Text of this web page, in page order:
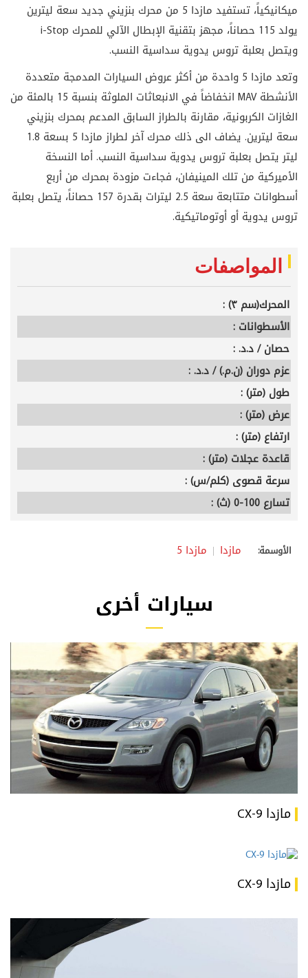
ميكانيكياً، تستفيد مازدا 5 من محرك بنزيني جديد سعة ليترين
يولد 115 حصاناً، مجهز بتقنية الإبطال الآلي للمحرك i-Stop
ويتصل بعلبة تروس يدوية سداسية النسب.
وتعد مازدا 5 واحدة من أكثر عروض السيارات المدمجة متعددة
الأنشطة MAV انخفاضاً في الانبعاثات الملوثة بنسبة 15 بالمئة من
الغازات الكربونية، مقارنة بالطراز السابق المدعم بمحرك بنزيني
سعة ليترين. يضاف الى ذلك محرك آخر لطراز مازدا 5 بسعة 1.8
ليتر يتصل بعلبة تروس يدوية سداسية النسب. أما النسخة
الأميركية من تلك المينيفان، فجاءت مزودة بمحرك من أربع
أسطوانات متتابعة سعة 2.5 ليترات بقدرة 157 حصاناً، يتصل بعلبة
تروس يدوية أو أوتوماتيكية.
المواصفات
المحرك(سم ٣) :
الأسطوانات :
حصان / د.د. :
عزم دوران (ن.م.) / د.د. :
طول (متر) :
عرض (متر) :
ارتفاع (متر) :
قاعدة عجلات (متر) :
سرعة قصوى (كلم/س) :
تسارع 100-0 (ث) :
الأوسمة: مازدا مازدا 5
سيارات أخرى
مازدا CX-9
مازدا CX-9